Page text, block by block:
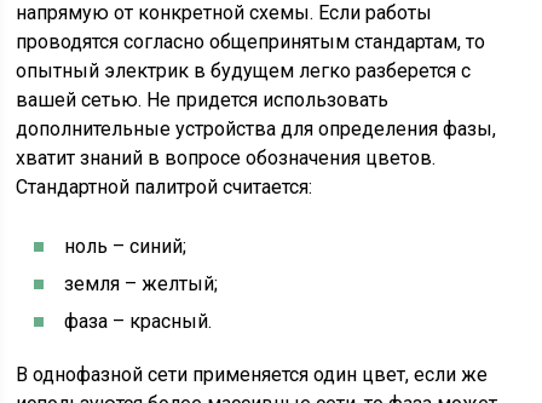
напрямую от конкретной схемы. Если работы
проводятся согласно общепринятым стандартам, то
опытный электрик в будущем легко разберется с
вашей сетью. Не придется использовать
дополнительные устройства для определения фазы,
хватит знаний в вопросе обозначения цветов.
Стандартной палитрой считается:
ноль – синий;
земля – желтый;
фаза – красный.
В однофазной сети применяется один цвет, если же